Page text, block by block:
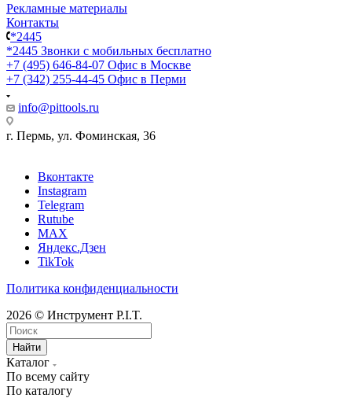
Рекламные материалы
Контакты
*2445
*2445 Звонки с мобильных бесплатно
+7 (495) 646-84-07 Офис в Москве
+7 (342) 255-44-45 Офис в Перми
info@pittools.ru
г. Пермь, ул. Фоминская, 36
Вконтакте
Instagram
Telegram
Rutube
MAX
Яндекс.Дзен
TikTok
Политика конфиденциальности
2026 © Инструмент P.I.T.
Найти
Каталог
По всему сайту
По каталогу